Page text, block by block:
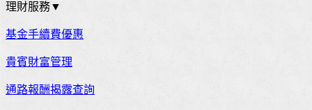
理財服務▼
基金手續費優惠
貴賓財富管理
通路報酬揭露查詢